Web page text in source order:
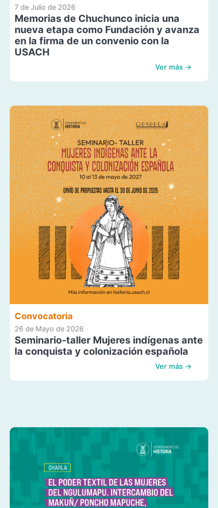
7 de Julio de 2026
Memorias de Chuchunco inicia una
nueva etapa como Fundación y avanza
en la firma de un convenio con la
USACH
Ver más →
Convocatoria
26 de Mayo de 2026
Seminario-taller Mujeres indígenas ante
la conquista y colonización española
Ver más →